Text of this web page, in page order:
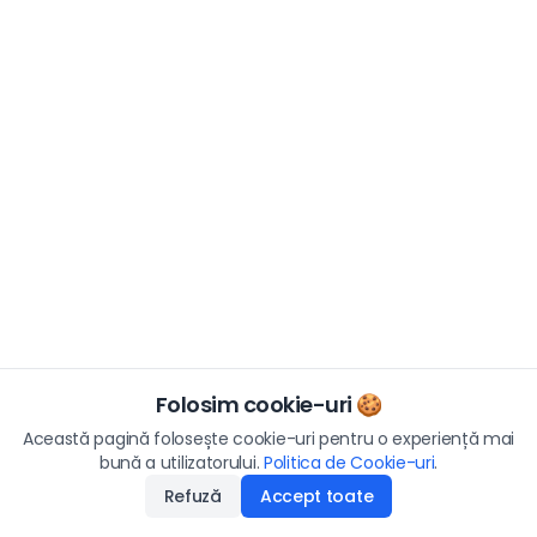
Folosim cookie-uri 🍪
Această pagină folosește cookie-uri pentru o experiență mai
bună a utilizatorului. Politica de Cookie-uri.
Refuză
Accept toate